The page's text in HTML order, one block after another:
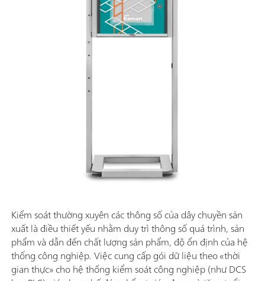
Kiểm soát thường xuyên các thông số của dây chuyền sản
xuất là điều thiết yếu nhằm duy trì thông số quá trình, sản
phẩm và dẫn đến chất lượng sản phẩm, độ ổn định của hệ
thống công nghiệp. Việc cung cấp gói dữ liệu theo «thời
gian thực» cho hệ thống kiểm soát công nghiệp (như DCS